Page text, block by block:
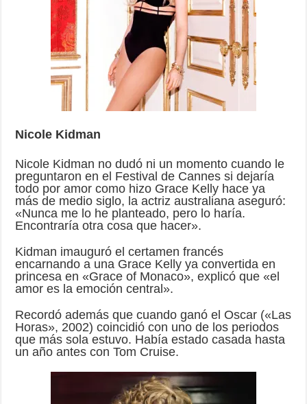
Nicole Kidman
Nicole Kidman no dudó ni un momento cuando le
preguntaron en el Festival de Cannes si dejaría
todo por amor como hizo Grace Kelly hace ya
más de medio siglo, la actriz australiana aseguró:
«Nunca me lo he planteado, pero lo haría.
Encontraría otra cosa que hacer».
Kidman imauguró el certamen francés
encarnando a una Grace Kelly ya convertida en
princesa en «Grace of Monaco», explicó que «el
amor es la emoción central».
Recordó además que cuando ganó el Oscar («Las
Horas», 2002) coincidió con uno de los periodos
que más sola estuvo. Había estado casada hasta
un año antes con Tom Cruise.